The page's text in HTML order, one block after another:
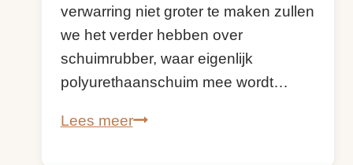
verwarring niet groter te maken zullen
we het verder hebben over
schuimrubber, waar eigenlijk
polyurethaanschuim mee wordt…
Lees meerSchuimrubber